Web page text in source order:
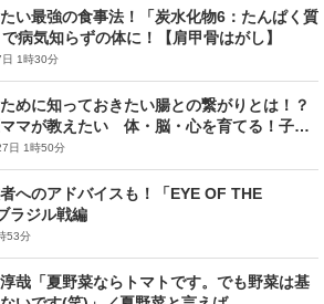
い最強の食事法！「炭水化物6：たんぱく質
病気知らずの体に！【肩甲骨はがし】
1時30分
めに知っておきたい腸との繋がりとは！？
ママが教えたい 体・脳・心を育てる！子ど
日 1時50分
へのアドバイスも！「EYE OF THE
ラジル戦編
53分
哉「夏野菜ならトマトです。でも野菜は基